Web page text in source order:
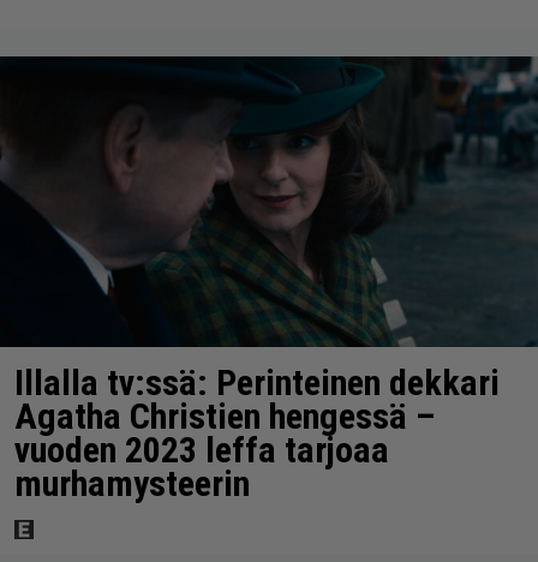
Illalla tv:ssä: Perinteinen dekkari
Agatha Christien hengessä –
vuoden 2023 leffa tarjoaa
murhamysteerin